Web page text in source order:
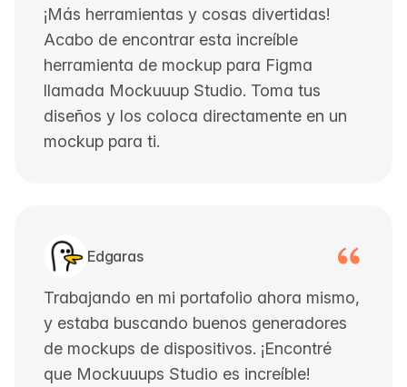
¡Más herramientas y cosas divertidas!
Acabo de encontrar esta increíble
herramienta de mockup para Figma
llamada Mockuuup Studio. Toma tus
diseños y los coloca directamente en un
mockup para ti.
Edgaras
Trabajando en mi portafolio ahora mismo,
y estaba buscando buenos generadores
de mockups de dispositivos. ¡Encontré
que Mockuuups Studio es increíble!